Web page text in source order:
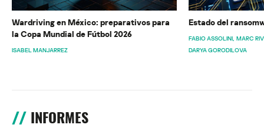
Wardriving en México: preparativos para
la Copa Mundial de Fútbol 2026
ISABEL MANJARREZ
Estado del
FABIO ASSOLINI MARC
DARYA GORODILOVA
INFORMES